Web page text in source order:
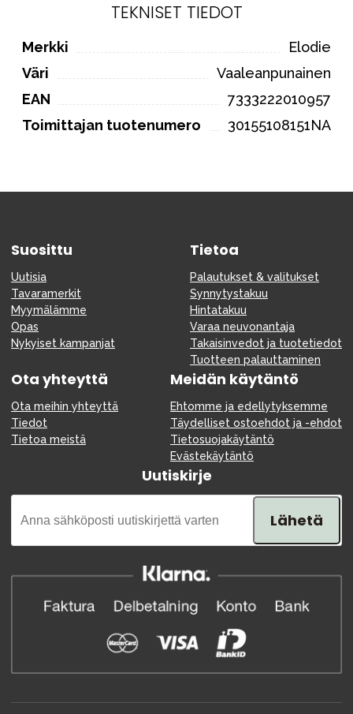
TEKNISET TIEDOT
Merkki
Elodie
Väri
Vaaleanpunainen
EAN
7333222010957
Toimittajan tuotenumero
30155108151NA
Suosittu
Uutisia
Tavaramerkit
Myymälämme
Opas
Nykyiset kampanjat
Tietoa
Palautukset & valitukset
Synnytystakuu
Hintatakuu
Varaa neuvonantaja
Takaisinvedot ja tuotetiedot
Tuotteen palauttaminen
Ota yhteyttä
Ota meihin yhteyttä
Tiedot
Tietoa meistä
Meidän käytäntö
Ehtomme ja edellytyksemme
Täydelliset ostoehdot ja -ehdot
Tietosuojakäytäntö
Evästekäytäntö
Uutiskirje
Lähetä